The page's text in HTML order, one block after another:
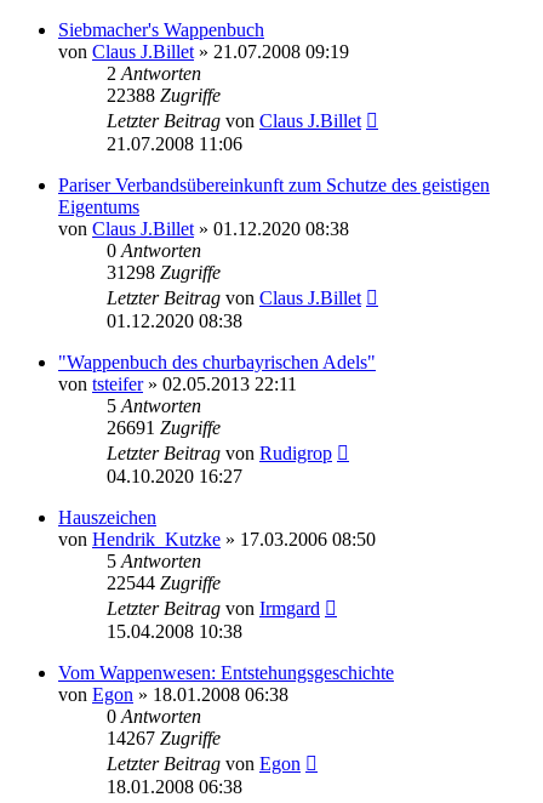
Siebmacher's Wappenbuch
von Claus J.Billet » 21.07.2008 09:19
2 Antworten
22388 Zugriffe
Letzter Beitrag von Claus J.Billet
21.07.2008 11:06
Pariser Verbandsübereinkunft zum Schutze des geistigen
Eigentums
von Claus J.Billet » 01.12.2020 08:38
0 Antworten
31298 Zugriffe
Letzter Beitrag von Claus J.Billet
01.12.2020 08:38
"Wappenbuch des churbayrischen Adels"
von tsteifer» 02.05.2013 22:11
5 Antworten
26691 Zugriffe
Letzter Beitrag von Rudigrop
04.10.2020 16:27
Hauszeichen
von Hendrik_Kutzke » 17.03.2006 08:50
5 Antworten
22544 Zugriffe
Letzter Beitrag von Irmgard
15.04.2008 10:38
Vom Wappenwesen: Entstehungsgeschichte
von Egon » 18.01.2008 06:38
0 Antworten
14267 Zugriffe
Letzter Beitrag von Egon
18.01.2008 06:38